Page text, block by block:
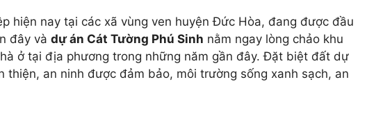
hiện nay tại các xã vùng ven huyện Đức Hòa, đang được đầu
đây và dự án Cát Tường Phú Sinh nằm ngay lòng chảo khu
ở tại địa phương trong những năm gần đây. Đặt biệt đất dự
thiện, an ninh được đảm bảo, môi trường sống xanh sạch, an